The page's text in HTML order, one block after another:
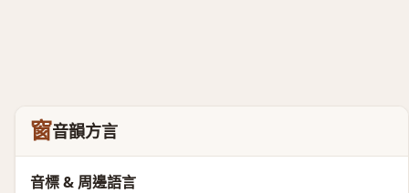
窗音韻方言
音標 & 周邊語言